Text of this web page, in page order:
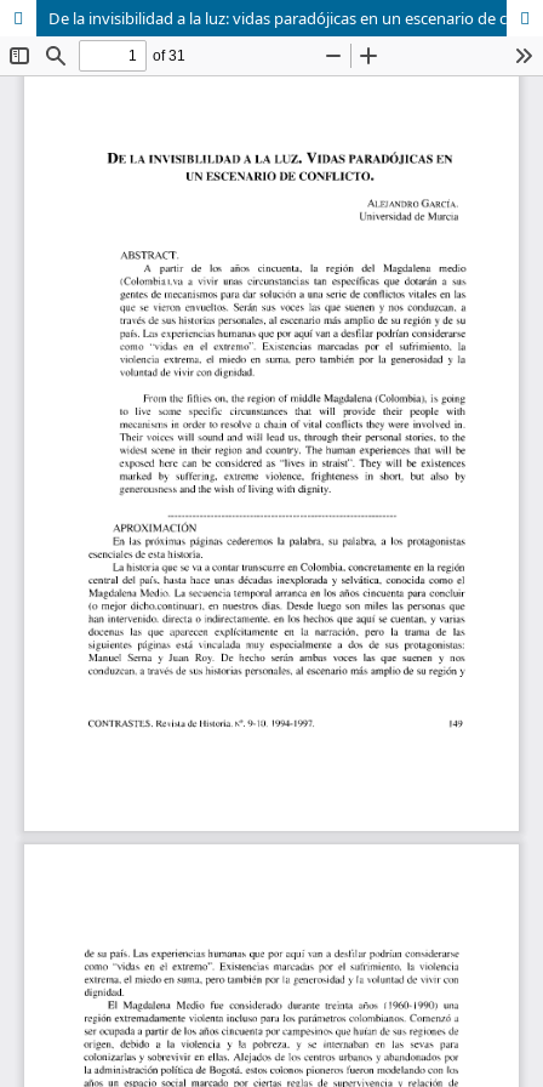
De la invisibilidad a la luz: vidas paradójicas en un escenario de conflicto